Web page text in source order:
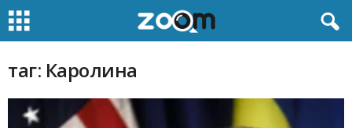
таг: Каролина